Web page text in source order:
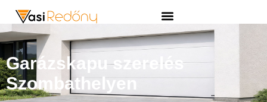
Garázskapu szerelés
Szombathelyen